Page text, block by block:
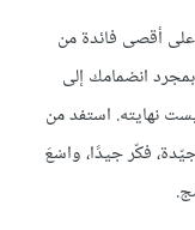
أقصى فائدة من
انضمامك إلى
نهايته. استفد من
فكّر جيدًا، واسْعَ